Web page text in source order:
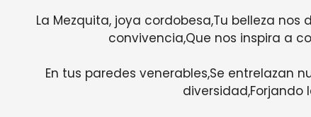
La Mezquita, joya cordobesa,Tu belleza
convivencia,Que nos inspira a
En tus paredes venerables,Se entrelazan
diversidad,Forjando